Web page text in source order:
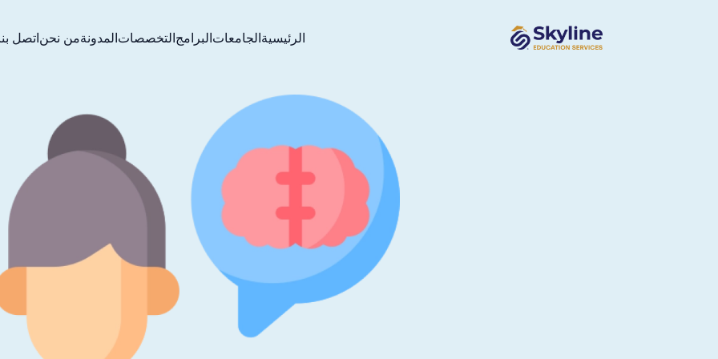
الرئيسيةالجامعاتالبرامجالتخصصاتالمدونةمن نحناتصل